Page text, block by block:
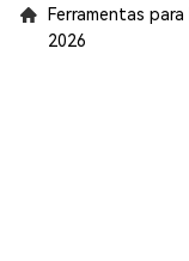
Ferramentas
2026